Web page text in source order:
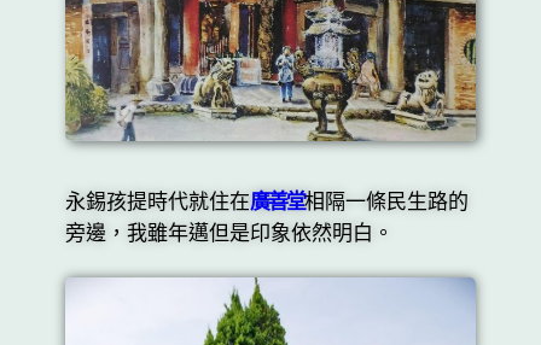
永錫孩提時代就住在廣善堂相隔一條民生路的
旁邊，我雖年邁但是印象依然明白。